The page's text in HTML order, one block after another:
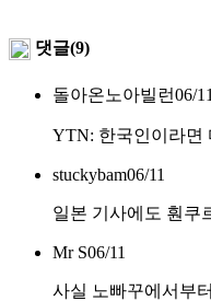
댓글(9)
돌아온노아빌런06/11
YTN: 한국인이라면
stuckybam06/11
일본 기사에도 훤쿠
Mr S06/11
사실 노빠꾸에서부